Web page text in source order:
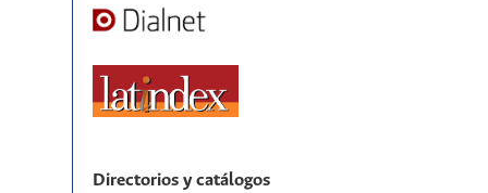
Directorios y catálogos